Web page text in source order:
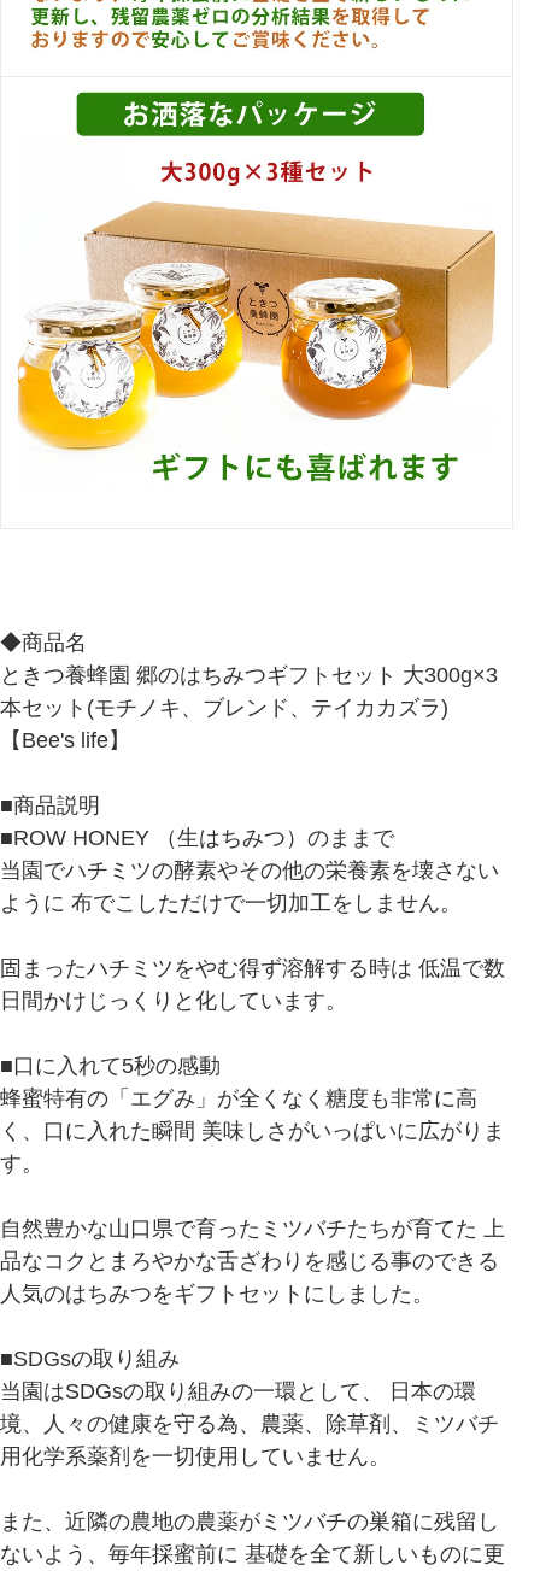
◆商品名
ときつ養蜂園 郷のはちみつギフトセット 大300g×3
本セット(モチノキ、ブレンド、テイカカズラ)
【Bee's life】
■商品説明
■ROW HONEY （生はちみつ）のままで
当園でハチミツの酵素やその他の栄養素を壊さない
ように 布でこしただけで一切加工をしません。
固まったハチミツをやむ得ず溶解する時は 低温で数
日間かけじっくりと化しています。
■口に入れて5秒の感動
蜂蜜特有の「エグみ」が全くなく糖度も非常に高
く、口に入れた瞬間 美味しさがいっぱいに広がりま
す。
自然豊かな山口県で育ったミツバチたちが育てた 上
品なコクとまろやかな舌ざわりを感じる事のできる
人気のはちみつをギフトセットにしました。
■SDGsの取り組み
当園はSDGsの取り組みの一環として、 日本の環
境、人々の健康を守る為、農薬、除草剤、ミツバチ
用化学系薬剤を一切使用していません。
また、近隣の農地の農薬がミツバチの巣箱に残留し
ないよう、毎年採蜜前に 基礎を全て新しいものに更